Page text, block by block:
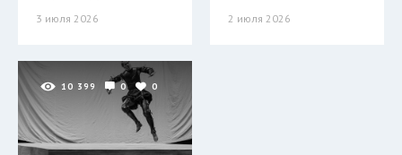
3 июля 2026 2 июля 2026
10 399 0 0